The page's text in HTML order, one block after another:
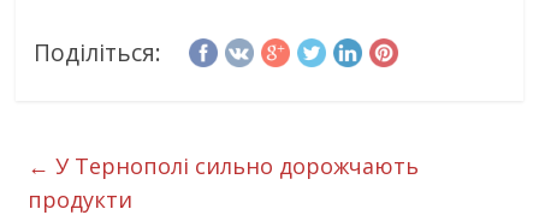
Поділіться:
← У Тернополі сильно дорожчають
продукти